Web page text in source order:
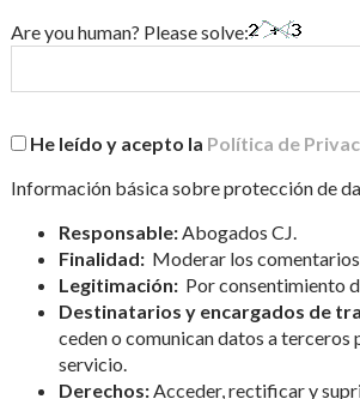
Are you human? Please solve:
He leído y acepto la Política de
Información básica sobre protección de
Responsable:Abogados CJ.
Finalidad:Moderar los
Legitimación:Por consentimiento
Destinatarios y encargados de
ceden o comunican datos a terceros
servicio.
Derechos:Acceder, rectificar y